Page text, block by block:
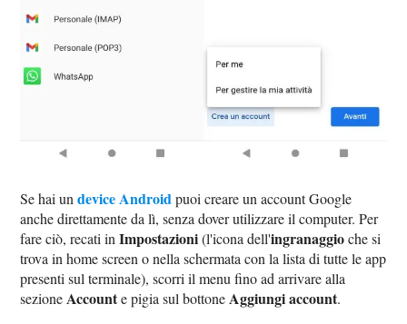
Se hai undevice Androidpuoi creare un account Google
anche direttamente da lì, senza dover utilizzare il computer. Per
fare ciò, recati inImpostazioni(l'icona dell'ingranaggioche si
trova in home screen o nella schermata con la lista di tutte le app
presenti sul terminale), scorri il menu fino ad arrivare alla
sezione Accounte pigia sul bottone Aggiungi account.